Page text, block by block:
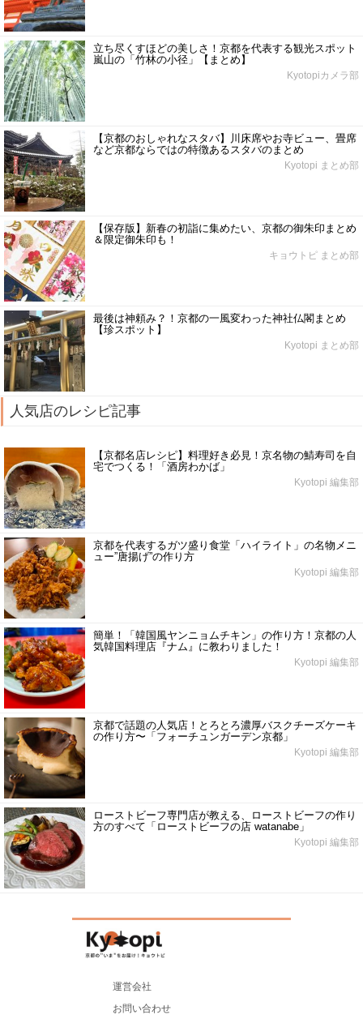
立ち尽くすほどの美しさ！京都を代表する観光スポット
嵐山の「竹林の小径」【まとめ】
Kyotopiカメラ部
【京都のおしゃれなスタバ】川床席やお寺ビュー、畳席
など京都ならではの特徴あるスタバのまとめ
Kyotopi まとめ部
【保存版】新春の初詣に集めたい、京都の御朱印まとめ
＆限定御朱印も！
キョウトピ まとめ部
最後は神頼み？！京都の一風変わった神社仏閣まとめ
【珍スポット】
Kyotopi まとめ部
人気店のレシピ記事
【京都名店レシピ】料理好き必見！京名物の鯖寿司を自
宅でつくる！「酒房わかば」
Kyotopi 編集部
京都を代表するガツ盛り食堂「ハイライト」の名物メニ
ュー”唐揚げ”の作り方
Kyotopi 編集部
簡単！「韓国風ヤンニョムチキン」の作り方！京都の人
気韓国料理店『ナム』に教わりました！
Kyotopi 編集部
京都で話題の人気店！とろとろ濃厚バスクチーズケーキ
の作り方〜「フォーチュンガーデン京都」
Kyotopi 編集部
ローストビーフ専門店が教える、ローストビーフの作り
方のすべて「ローストビーフの店 watanabe」
Kyotopi 編集部
運営会社
お問い合わせ